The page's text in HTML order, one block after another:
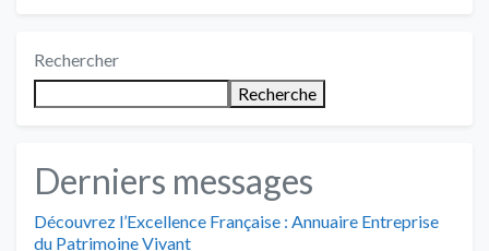
Rechercher
Recherche
Derniers messages
Découvrez l’Excellence Française : Annuaire Entreprise
du Patrimoine Vivant